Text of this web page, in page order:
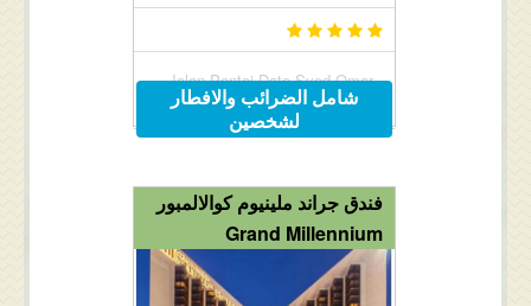
Jalan Pantai Dato Syed Omar ,
Kuah, Langkawi, Malaysia
شامل الضرائب والافطار
لشخصين
فندق جراند ملينيوم كوالالمبور
Grand Millennium